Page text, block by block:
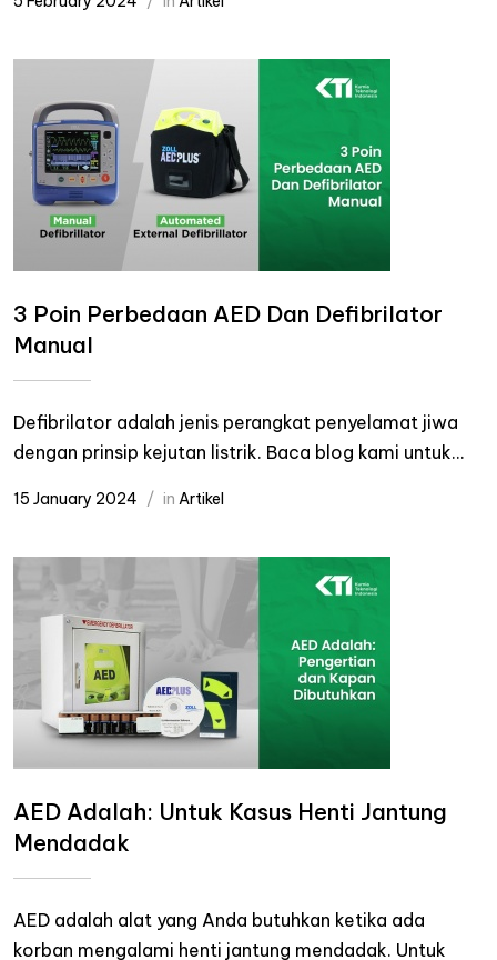
3 Poin Perbedaan AED Dan Defibrilator
Manual
Defibrilator adalah jenis perangkat penyelamat jiwa
dengan prinsip kejutan listrik. Baca blog kami untuk...
15 January 2024 in Artikel
AED Adalah: Untuk Kasus Henti Jantung
Mendadak
AED adalah alat yang Anda butuhkan ketika ada
korban mengalami henti jantung mendadak. Untuk